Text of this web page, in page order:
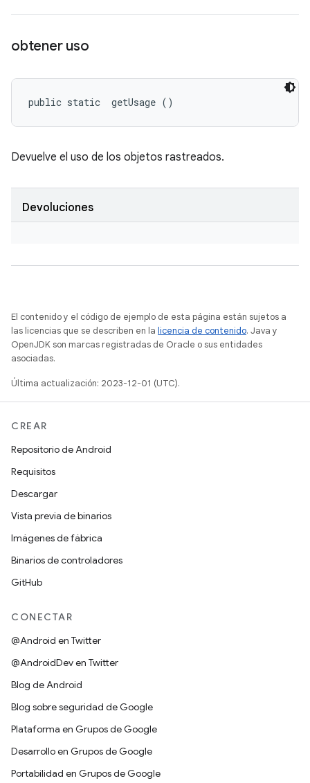
obtener uso
public static getUsage ()
Devuelve el uso de los objetos rastreados.
Devoluciones
El contenido y el código de ejemplo de esta página están sujetos a
las licencias que se describen en la licencia de contenido. Java y
OpenJDK son marcas registradas de Oracle o sus entidades
asociadas.
Última actualización: 2023-12-01 (UTC).
CREAR
Repositorio de Android
Requisitos
Descargar
Vista previa de binarios
Imágenes de fábrica
Binarios de controladores
GitHub
CONECTAR
@Android en Twitter
@AndroidDev en Twitter
Blog de Android
Blog sobre seguridad de Google
Plataforma en Grupos de Google
Desarrollo en Grupos de Google
Portabilidad en Grupos de Google